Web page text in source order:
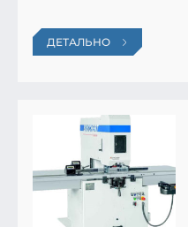
ДЕТАЛЬНО